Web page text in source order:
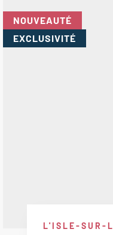
NOUVEAUTÉ
EXCLUSIVITÉ
L'ISLE-SUR-